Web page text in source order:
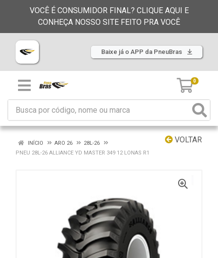
VOCÊ É CONSUMIDOR FINAL? CLIQUE AQUI E
CONHEÇA NOSSO SITE FEITO PRA VOCÊ
Baixe já o APP da PneuBras
0
VOLTAR
INÍCIO ARO 26
28L-26
PNEU 28L-26 ALLIANCE YD MASTER 349 12 LONAS R1